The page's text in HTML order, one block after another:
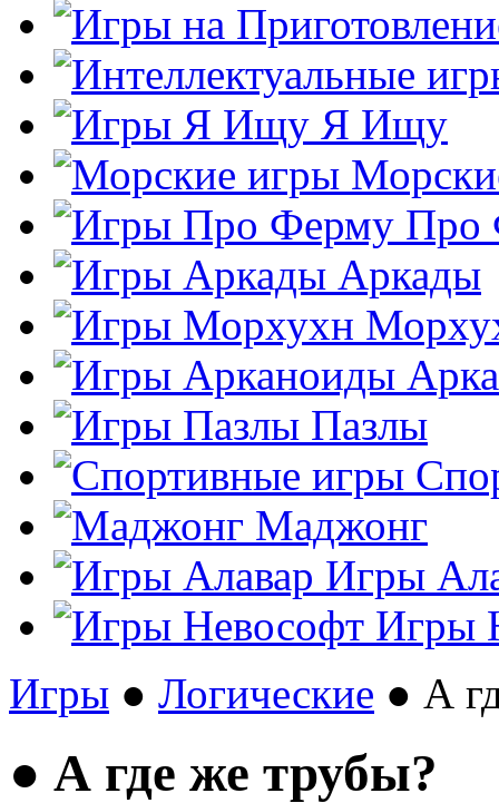
Я Ищу
Про
Аркады
Пазлы
Маджонг
Игры
Игры
Игры ● Логические ● А
● А где же трубы?